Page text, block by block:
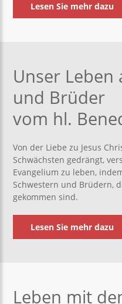
Lesen Sie mehr dazu
Unser Leben
und Brüder
vom hl.
Von der Liebe zu Jesus
Schwächsten gedrängt,
Evangelium zu leben,
Schwestern und Brüdern,
gekommen sind.
Lesen Sie mehr dazu
Leben mit